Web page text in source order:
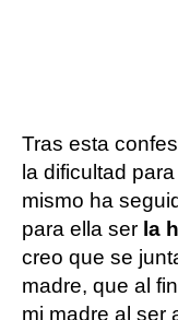
Tras esta
la dificultad
mismo ha
para ella ser la
creo que se
madre, que al
mi madre al ser